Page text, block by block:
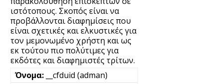
ιστότοπους. Σκοπός είναι να
προβάλλονται διαφημίσεις που
είναι σχετικές και ελκυστικές για
τον μεμονωμένο χρήστη και ως
εκ τούτου πιο πολύτιμες για
εκδότες και διαφημιστές τρίτων.
__cfduid (adman)